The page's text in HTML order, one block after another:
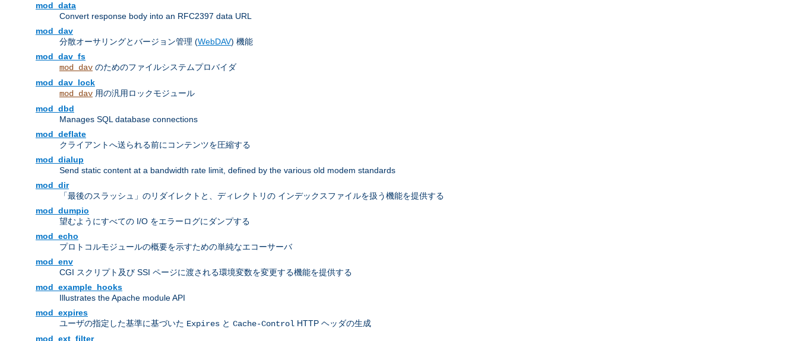
mod_data
Convert response body into an RFC2397 data URL
mod_dav
分散オーサリングとバージョン管理 (WebDAV) 機能
mod_dav_fs
mod_dav のためのファイルシステムプロバイダ
mod_dav_lock
mod_dav 用の汎用ロックモジュール
mod_dbd
Manages SQL database connections
mod_deflate
クライアントへ送られる前にコンテンツを圧縮する
mod_dialup
Send static content at a bandwidth rate limit, defined by the various old modem standards
mod_dir
「最後のスラッシュ」のリダイレクトと、ディレクトリの インデックスファイルを扱う機能を提供する
mod_dumpio
望むようにすべての I/O をエラーログにダンプする
mod_echo
プロトコルモジュールの概要を示すための単純なエコーサーバ
mod_env
CGI スクリプト及び SSI ページに渡される環境変数を変更する機能を提供する
mod_example_hooks
Illustrates the Apache module API
mod_expires
ユーザの指定した基準に基づいた Expires と Cache-Control HTTP ヘッダの生成
mod_ext_filter